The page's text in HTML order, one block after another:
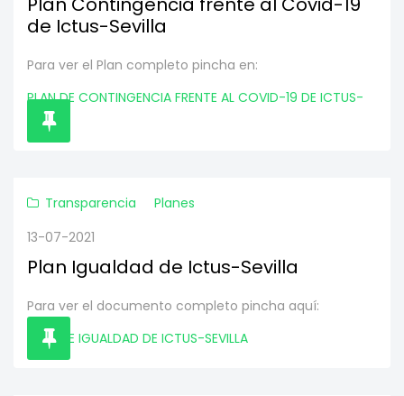
de Ictus-Sevilla
Para ver el Plan completo pincha en:
PLAN DE CONTINGENCIA FRENTE AL COVID-19 DE ICTUS-
SEVILLA
Transparencia
Planes
13-07-2021
Plan Igualdad de Ictus-Sevilla
Para ver el documento completo pincha aquí:
PLAN DE IGUALDAD DE ICTUS-SEVILLA